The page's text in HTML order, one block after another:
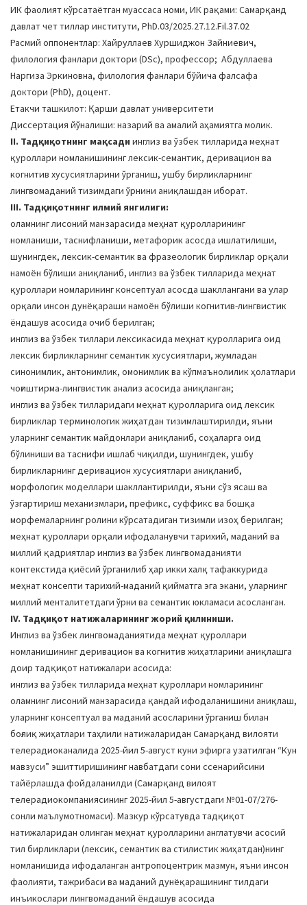
ИК фаолият кўрсатаётган муассаса номи, ИК рақами: Самарқанд
давлат чет тиллар институти, PhD.03/2025.27.12.Fil.37.02
Расмий оппонентлар: Хайруллаев Хуршиджон Зайниевич,
филология фанлари доктори (DSc), профессор; Абдуллаева
Наргиза Эркиновна, филология фанлари бўйича фалсафа
доктори (PhD), доцент.
Етакчи ташкилот: Қарши давлат университети
Диссертация йўналиши: назарий ва амалий аҳамиятга молик.
II. Тадқиқотнинг мақсади инглиз ва ўзбек тилларида меҳнат
қуроллари номланишининг лексик-семантик, деривацион ва
когнитив хусусиятларини ўрганиш, ушбу бирликларнинг
лингвомаданий тизимдаги ўрнини аниқлашдан иборат.
III. Тадқиқотнинг илмий янгилиги:
оламнинг лисоний манзарасида меҳнат қуролларининг
номланиши, таснифланиши, метафорик асосда ишлатилиши,
шунингдек, лексик-семантик ва фразеологик бирликлар орқали
намоён бўлиши аниқланиб, инглиз ва ўзбек тилларида меҳнат
қуроллари номларининг консептуал асосда шакллангани ва улар
орқали инсон дунёқараши намоён бўлиши когнитив-лингвистик
ёндашув асосида очиб берилган;
инглиз ва ўзбек тиллари лексикасида меҳнат қуролларига оид
лексик бирликларнинг семантик хусусиятлари, жумладан
синонимлик, антонимлик, омонимлик ва кўпмаънолилик ҳолатлари
чоғиштирма-лингвистик анализ асосида аниқланган;
инглиз ва ўзбек тилларидаги меҳнат қуролларига оид лексик
бирликлар терминологик жиҳатдан тизимлаштирилди, яъни
уларнинг семантик майдонлари аниқланиб, соҳаларга оид
бўлиниши ва таснифи ишлаб чиқилди, шунингдек, ушбу
бирликларнинг деривацион хусусиятлари аниқланиб,
морфологик моделлари шакллантирилди, яъни сўз ясаш ва
ўзгартириш механизмлари, префикс, суффикс ва бошқа
морфемаларнинг ролини кўрсатадиган тизимли изоҳ берилган;
меҳнат қуроллари орқали ифодаланувчи тарихий, маданий ва
миллий қадриятлар инглиз ва ўзбек лингвомаданияти
контекстида қиёсий ўрганилиб ҳар икки халқ тафаккурида
меҳнат консепти тарихий-маданий қийматга эга экани, уларнинг
миллий менталитетдаги ўрни ва семантик юкламаси асосланган.
IV. Тадқиқот натижаларининг жорий қилиниши.
Инглиз ва ўзбек лингвомаданиятида меҳнат қуроллари
номланишининг деривацион ва когнитив жиҳатларини аниқлашга
доир тадқиқот натижалари асосида:
инглиз ва ўзбек тилларида меҳнат қуроллари номларининг
оламнинг лисоний манзарасида қандай ифодаланишини аниқлаш,
уларнинг консептуал ва маданий асосларини ўрганиш билан
боғлиқ жиҳатлари таҳлили натижаларидан Самарқанд вилояти
телерадиоканалида 2025-йил 5-август куни эфирга узатилган “Кун
мавзуси” эшиттиришининг навбатдаги сони ссенарийсини
тайёрлашда фойдаланилди (Самарқанд вилоят
телерадиокомпаниясининг 2025-йил 5-августдаги №01-07/276-
сонли маълумотномаси). Мазкур кўрсатувда тадқиқот
натижаларидан олинган меҳнат қуролларини англатувчи асосий
тил бирликлари (лексик, семантик ва стилистик жиҳатдан)нинг
номланишида ифодаланган антропоцентрик мазмун, яъни инсон
фаолияти, тажрибаси ва маданий дунёқарашининг тилдаги
инъикослари лингвомаданий ёндашув асосида